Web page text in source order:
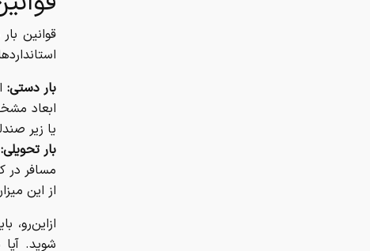
قوانین
بار دستی:
ابعاد
یا زیر
بار تحویلی:
مسافر در
از این
ازاین‌رو،
شوید.